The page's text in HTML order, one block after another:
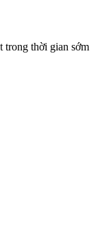
trong thời gian sớm